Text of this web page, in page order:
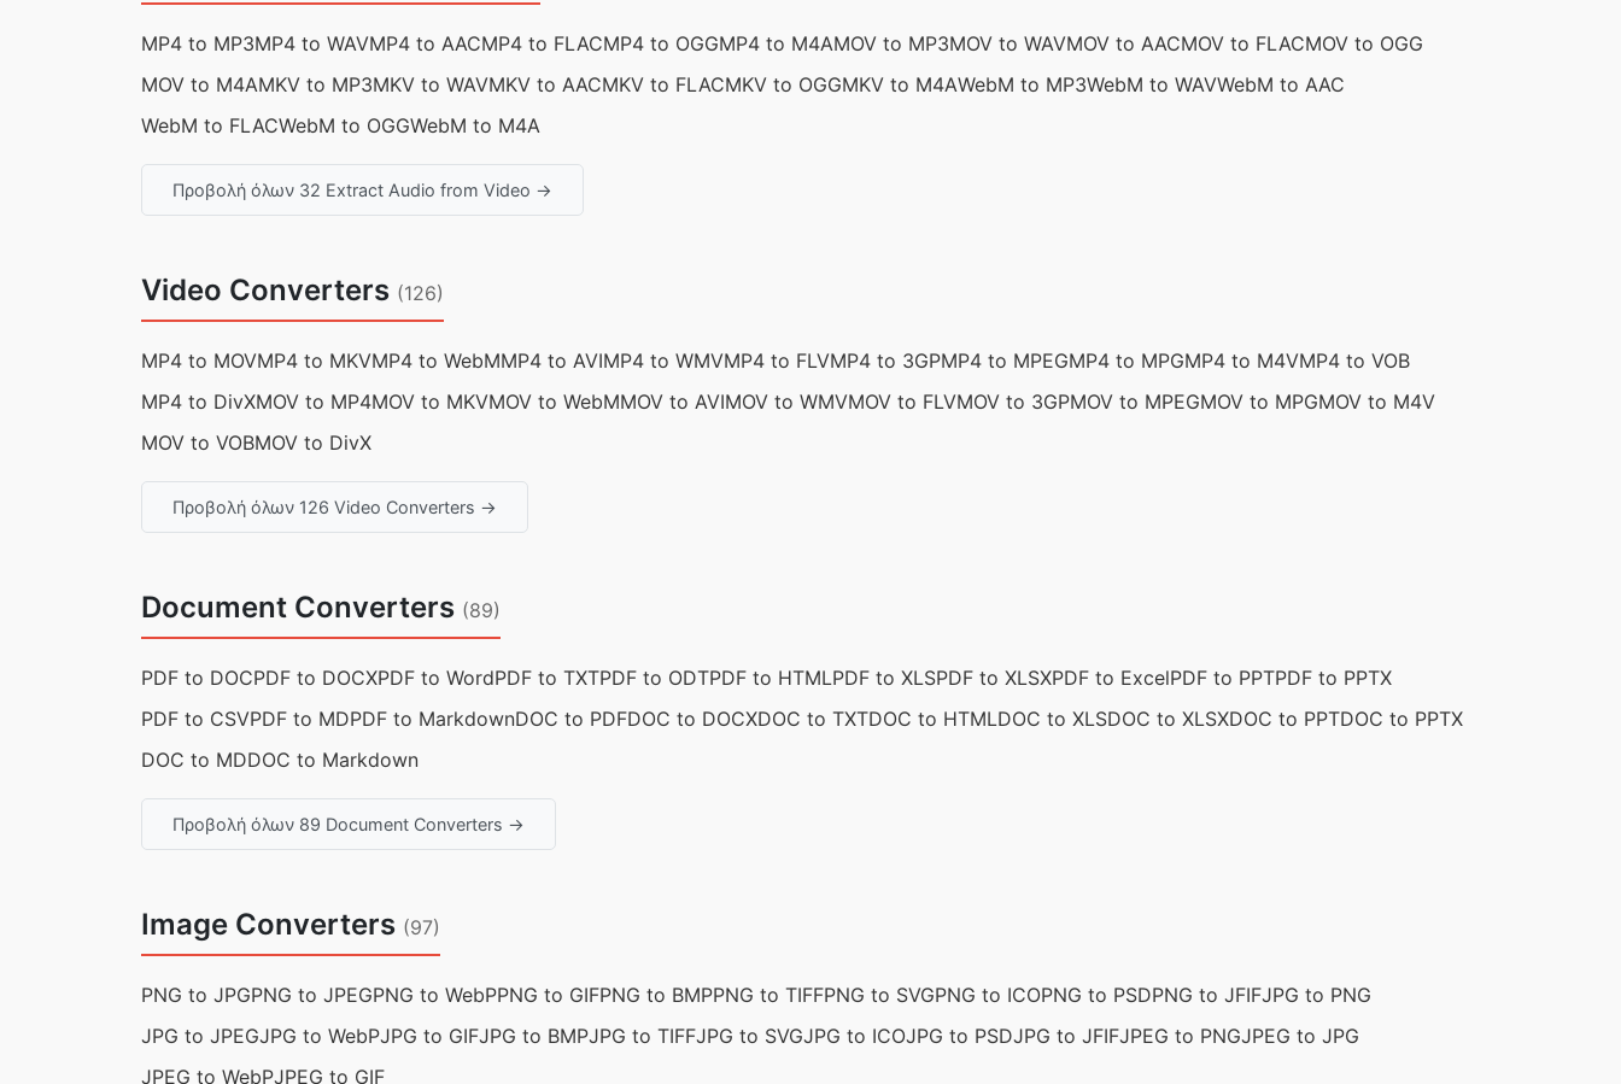
MP4 to MP3MP4 to WAVMP4 to AACMP4 to FLACMP4 to OGGMP4 to M4AMOV to MP3MOV to WAVMOV to AACMOV to FLACMOV to OGG
MOV to M4AMKV to MP3MKV to WAVMKV to AACMKV to FLACMKV to OGGMKV to M4AWebM to MP3WebM to WAVWebM to AAC
WebM to FLACWebM to OGGWebM to M4A
Προβολή όλων 32 Extract Audio from Video →
Video Converters (126)
MP4 to MOVMP4 to MKVMP4 to WebMMP4 to AVIMP4 to WMVMP4 to FLVMP4 to 3GPMP4 to MPEGMP4 to MPGMP4 to M4VMP4 to VOB
MP4 to DivXMOV to MP4MOV to MKVMOV to WebMMOV to AVIMOV to WMVMOV to FLVMOV to 3GPMOV to MPEGMOV to MPGMOV to M4V
MOV to VOBMOV to DivX
Προβολή όλων 126 Video Converters →
Document Converters (89)
PDF to DOCPDF to DOCXPDF to WordPDF to TXTPDF to ODTPDF to HTMLPDF to XLSPDF to XLSXPDF to ExcelPDF to PPTPDF to PPTX
PDF to CSVPDF to MDPDF to MarkdownDOC to PDFDOC to DOCXDOC to TXTDOC to HTMLDOC to XLSDOC to XLSXDOC to PPTDOC to PPTX
DOC to MDDOC to Markdown
Προβολή όλων 89 Document Converters →
Image Converters (97)
PNG to JPGPNG to JPEGPNG to WebPPNG to GIFPNG to BMPPNG to TIFFPNG to SVGPNG to ICOPNG to PSDPNG to JFIFJPG to PNG
JPG to JPEGJPG to WebPJPG to GIFJPG to BMPJPG to TIFFJPG to SVGJPG to ICOJPG to PSDJPG to JFIFJPEG to PNGJPEG to JPG
JPEG to WebPJPEG to GIF